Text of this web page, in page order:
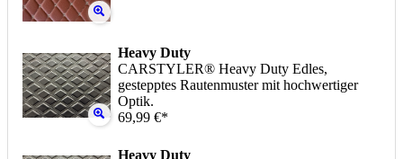
Heavy Duty
CARSTYLER® Heavy Duty Edles,
gestepptes Rautenmuster mit hochwertiger
Optik.
69,99 €*
Heavy Duty